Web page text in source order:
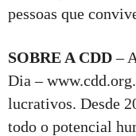
pessoas que
SOBRE A CDD–
Dia –
lucrativos. Desde
todo o potencial